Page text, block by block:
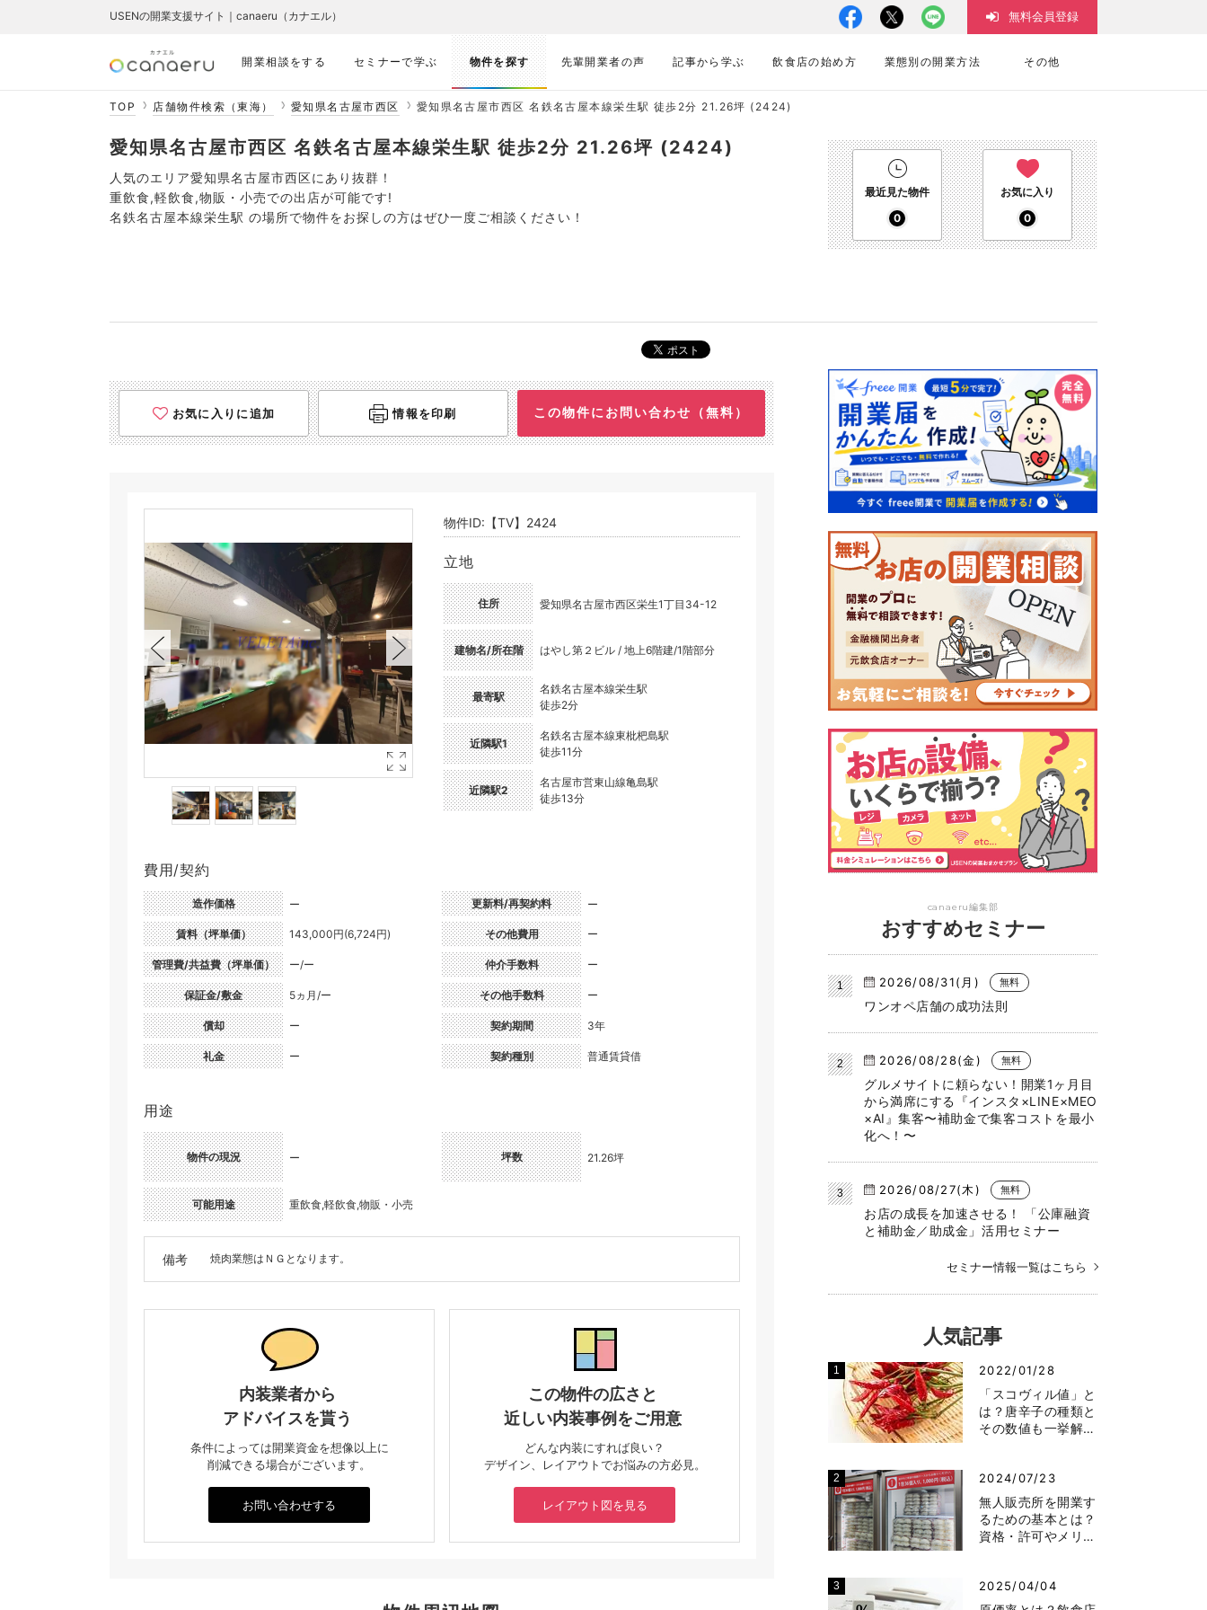
開業相談をする セミナーで学ぶ 物件を探す 先輩開業者の声 記事から学ぶ 飲食店の始め方 業態別の開業方法 その他
USENの開業支援サイト｜canaeru（カナエル） 無料会員登録
TOP 店舗物件検索（東海） 愛知県名古屋市西区 愛知県名古屋市西区 名鉄名古屋本線栄生駅 徒歩2分 21.26坪 (2424)
愛知県名古屋市西区 名鉄名古屋本線栄生駅 徒歩2分 21.26坪 (2424)
人気のエリア愛知県名古屋市西区にあり抜群！
重飲食,軽飲食,物販・小売での出店が可能です!
名鉄名古屋本線栄生駅 の場所で物件をお探しの方はぜひ一度ご相談ください！
最近見た物件
0
お気に入り
0
お気に入りに追加 情報を印刷 この物件にお問い合わせ（無料）
物件ID:【TV】2424
立地
住所 愛知県名古屋市西区栄生1丁目34-12
建物名/所在階 はやし第２ビル / 地上6階建/1階部分
最寄駅
名鉄名古屋本線栄生駅
徒歩2分
近隣駅1
名鉄名古屋本線東枇杷島駅
徒歩11分
近隣駅2
名古屋市営東山線亀島駅
徒歩13分
費用/契約
造作価格 ー
賃料（坪単価） 143,000円(6,724円)
管理費/共益費（坪単価） ー/ー
保証金/敷金 5ヵ月/ー
償却 ー
礼金 ー
更新料/再契約料 ー
その他費用 ー
仲介手数料 ー
その他手数料 ー
契約期間 3年
契約種別 普通賃貸借
用途
物件の現況 ー
可能用途 重飲食,軽飲食,物販・小売
坪数 21.26坪
備考 焼肉業態はＮＧとなります。
内装業者から
アドバイスを貰う
条件によっては開業資金を想像以上に
削減できる場合がございます。
お問い合わせする
この物件の広さと
近しい内装事例をご用意
どんな内装にすれば良い？
デザイン、レイアウトでお悩みの方必見。
レイアウト図を見る
canaeru編集部
おすすめセミナー
2026/08/31(月) 無料
ワンオペ店舗の成功法則
2026/08/28(金) 無料
グルメサイトに頼らない！開業1ヶ月目
から満席にする『インスタ×LINE×MEO
×AI』集客〜補助金で集客コストを最小
化へ！〜
2026/08/27(木) 無料
お店の成長を加速させる！ 「公庫融資
と補助金／助成金」活用セミナー
セミナー情報一覧はこちら
人気記事
2022/01/28
「スコヴィル値」と
は？唐辛子の種類と
その数値も一挙解…
2024/07/23
無人販売所を開業す
るための基本とは？
資格・許可やメリ…
2025/04/04